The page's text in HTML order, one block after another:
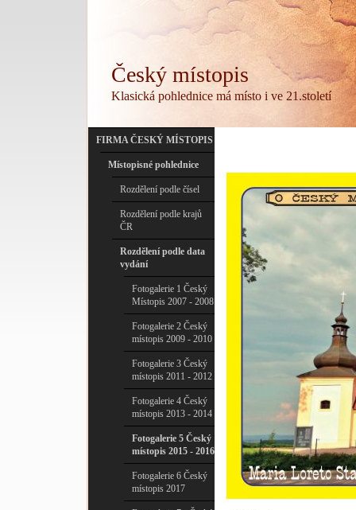
Český místopis
Klasická pohlednice má místo i ve 21.století
FIRMA ČESKÝ MÍSTOPIS
Místopisné pohlednice
Rozdělení podle čísel
Rozdělení podle krajů
ČR
Rozdělení podle data
vydání
Fotogalerie 1 Český
Místopis 2007 - 2008
Fotogalerie 2 Český
místopis 2009 - 2010
Fotogalerie 3 Český
místopis 2011 - 2012
Fotogalerie 4 Český
místopis 2013 - 2014
Fotogalerie 5 Český
místopis 2015 - 2016
Fotogalerie 6 Český
místopis 2017